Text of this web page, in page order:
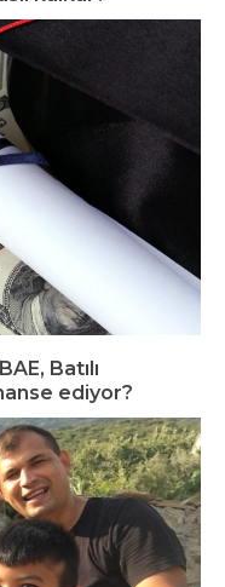
Batılı
ediyor?